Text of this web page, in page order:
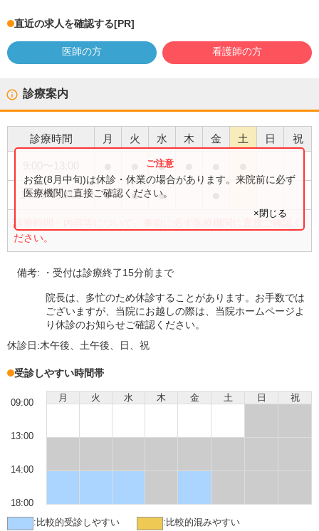
直近の求人を確認する[PR]
医師の方 看護師の方
診療案内
診療時間 月 火 水 木 金 土 日 祝
●
14:00〜18:00 ● ● ●
診療時間・内容等について、事前に必ず医療機関に直接ご確認く
ださい。
お盆(8月中旬)は休診・休業の場合があります。来院前に必ず
医療機関に直接ご確認ください。
×閉じる
備考: ・受付は診療終了15分前まで
院長は、多忙のため休診することがあります。お手数では
ございますが、当院にお越しの際は、当院ホームページよ
り休診のお知らせご確認ください。
休診日:木午後、土午後、日、祝
受診しやすい時間帯
月 火 水 木 金 土 日 祝
09:00
13:00
14:00
18:00
: 比較的受診しやすい : 比較的混みやすい